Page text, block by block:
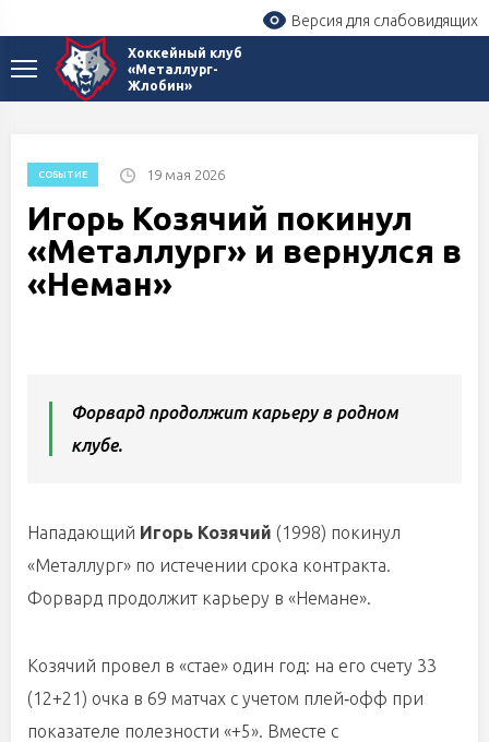
Версия для слабовидящих
Хоккейный клуб
«Металлург-
Жлобин»
СОБЫТИЕ 19 мая 2026
Игорь Козячий покинул
«Металлург» и вернулся в
«Неман»
Форвард продолжит карьеру в родном
клубе.
Нападающий Игорь Козячий (1998) покинул
«Металлург» по истечении срока контракта.
Форвард продолжит карьеру в «Немане».
Козячий провел в «стае» один год: на его счету 33
(12+21) очка в 69 матчах с учетом плей‑офф при
показателе полезности «+5». Вместе с